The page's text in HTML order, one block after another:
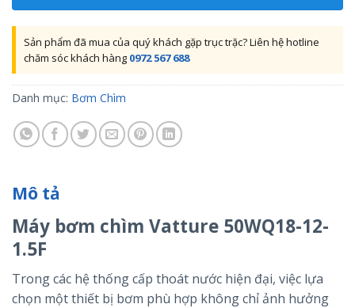
Sản phẩm đã mua của quý khách gặp trục trặc? Liên hệ hotline
chăm sóc khách hàng 0972 567 688
Danh mục: Bơm Chìm
Mô tả
Máy bơm chìm Vatture 50WQ18-12-
1.5F
Trong các hệ thống cấp thoát nước hiện đại, việc lựa
chọn một thiết bị bơm phù hợp không chỉ ảnh hưởng